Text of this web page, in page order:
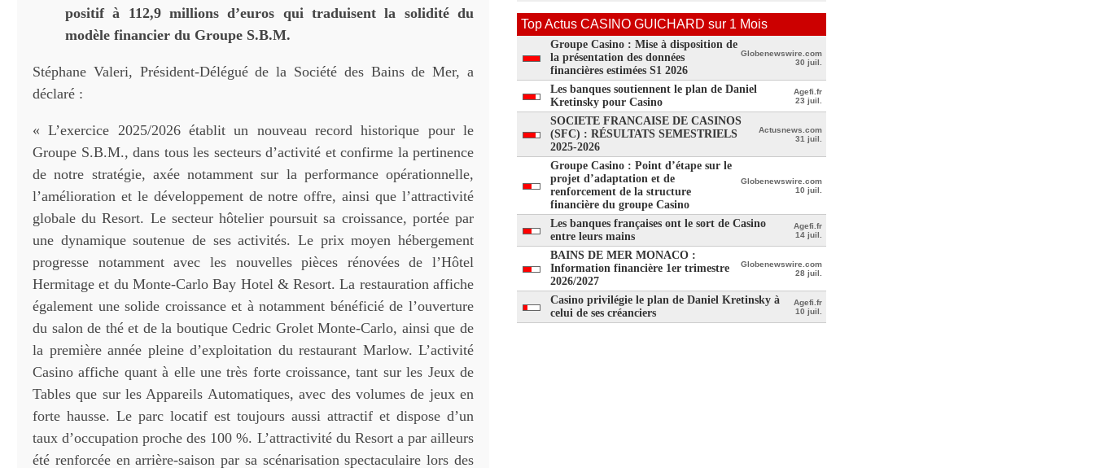
positif à 112,9 millions d’euros qui traduisent la solidité du
modèle financier du Groupe S.B.M.
Stéphane Valeri, Président-Délégué de la Société des Bains de Mer, a
déclaré :
« L’exercice 2025/2026 établit un nouveau record historique pour le
Groupe S.B.M., dans tous les secteurs d’activité et confirme la pertinence
de notre stratégie, axée notamment sur la performance opérationnelle,
l’amélioration et le développement de notre offre, ainsi que l’attractivité
globale du Resort. Le secteur hôtelier poursuit sa croissance, portée par
une dynamique soutenue de ses activités. Le prix moyen hébergement
progresse notamment avec les nouvelles pièces rénovées de l’Hôtel
Hermitage et du Monte-Carlo Bay Hotel & Resort. La restauration affiche
également une solide croissance et à notamment bénéficié de l’ouverture
du salon de thé et de la boutique Cedric Grolet Monte-Carlo, ainsi que de
la première année pleine d’exploitation du restaurant Marlow. L’activité
Casino affiche quant à elle une très forte croissance, tant sur les Jeux de
Tables que sur les Appareils Automatiques, avec des volumes de jeux en
forte hausse. Le parc locatif est toujours aussi attractif et dispose d’un
taux d’occupation proche des 100 %. L’attractivité du Resort a par ailleurs
été renforcée en arrière-saison par sa scénarisation spectaculaire lors des
Top Actus CASINO GUICHARD sur 1 Mois
Groupe Casino : Mise à disposition de
la présentation des données
financières estimées S1 2026
Globenewswire.com
30 juil.
Les banques soutiennent le plan de Daniel
Kretinsky pour Casino
Agefi.fr
23 juil.
SOCIETE FRANCAISE DE CASINOS
(SFC) : RÉSULTATS SEMESTRIELS
2025-2026
Actusnews.com
31 juil.
Groupe Casino : Point d’étape sur le
projet d’adaptation et de
renforcement de la structure
financière du groupe Casino
Globenewswire.com
10 juil.
Les banques françaises ont le sort de Casino
entre leurs mains
Agefi.fr
14 juil.
BAINS DE MER MONACO :
Information financière 1er trimestre
2026/2027
Globenewswire.com
28 juil.
Casino privilégie le plan de Daniel Kretinsky à
celui de ses créanciers
Agefi.fr
10 juil.